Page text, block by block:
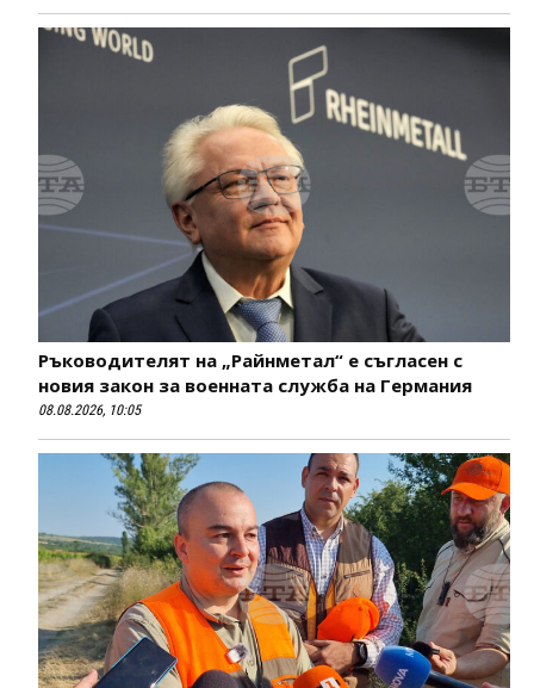
Ръководителят на „Райнметал“ е съгласен с
новия закон за военната служба на Германия
08.08.2026, 10:05